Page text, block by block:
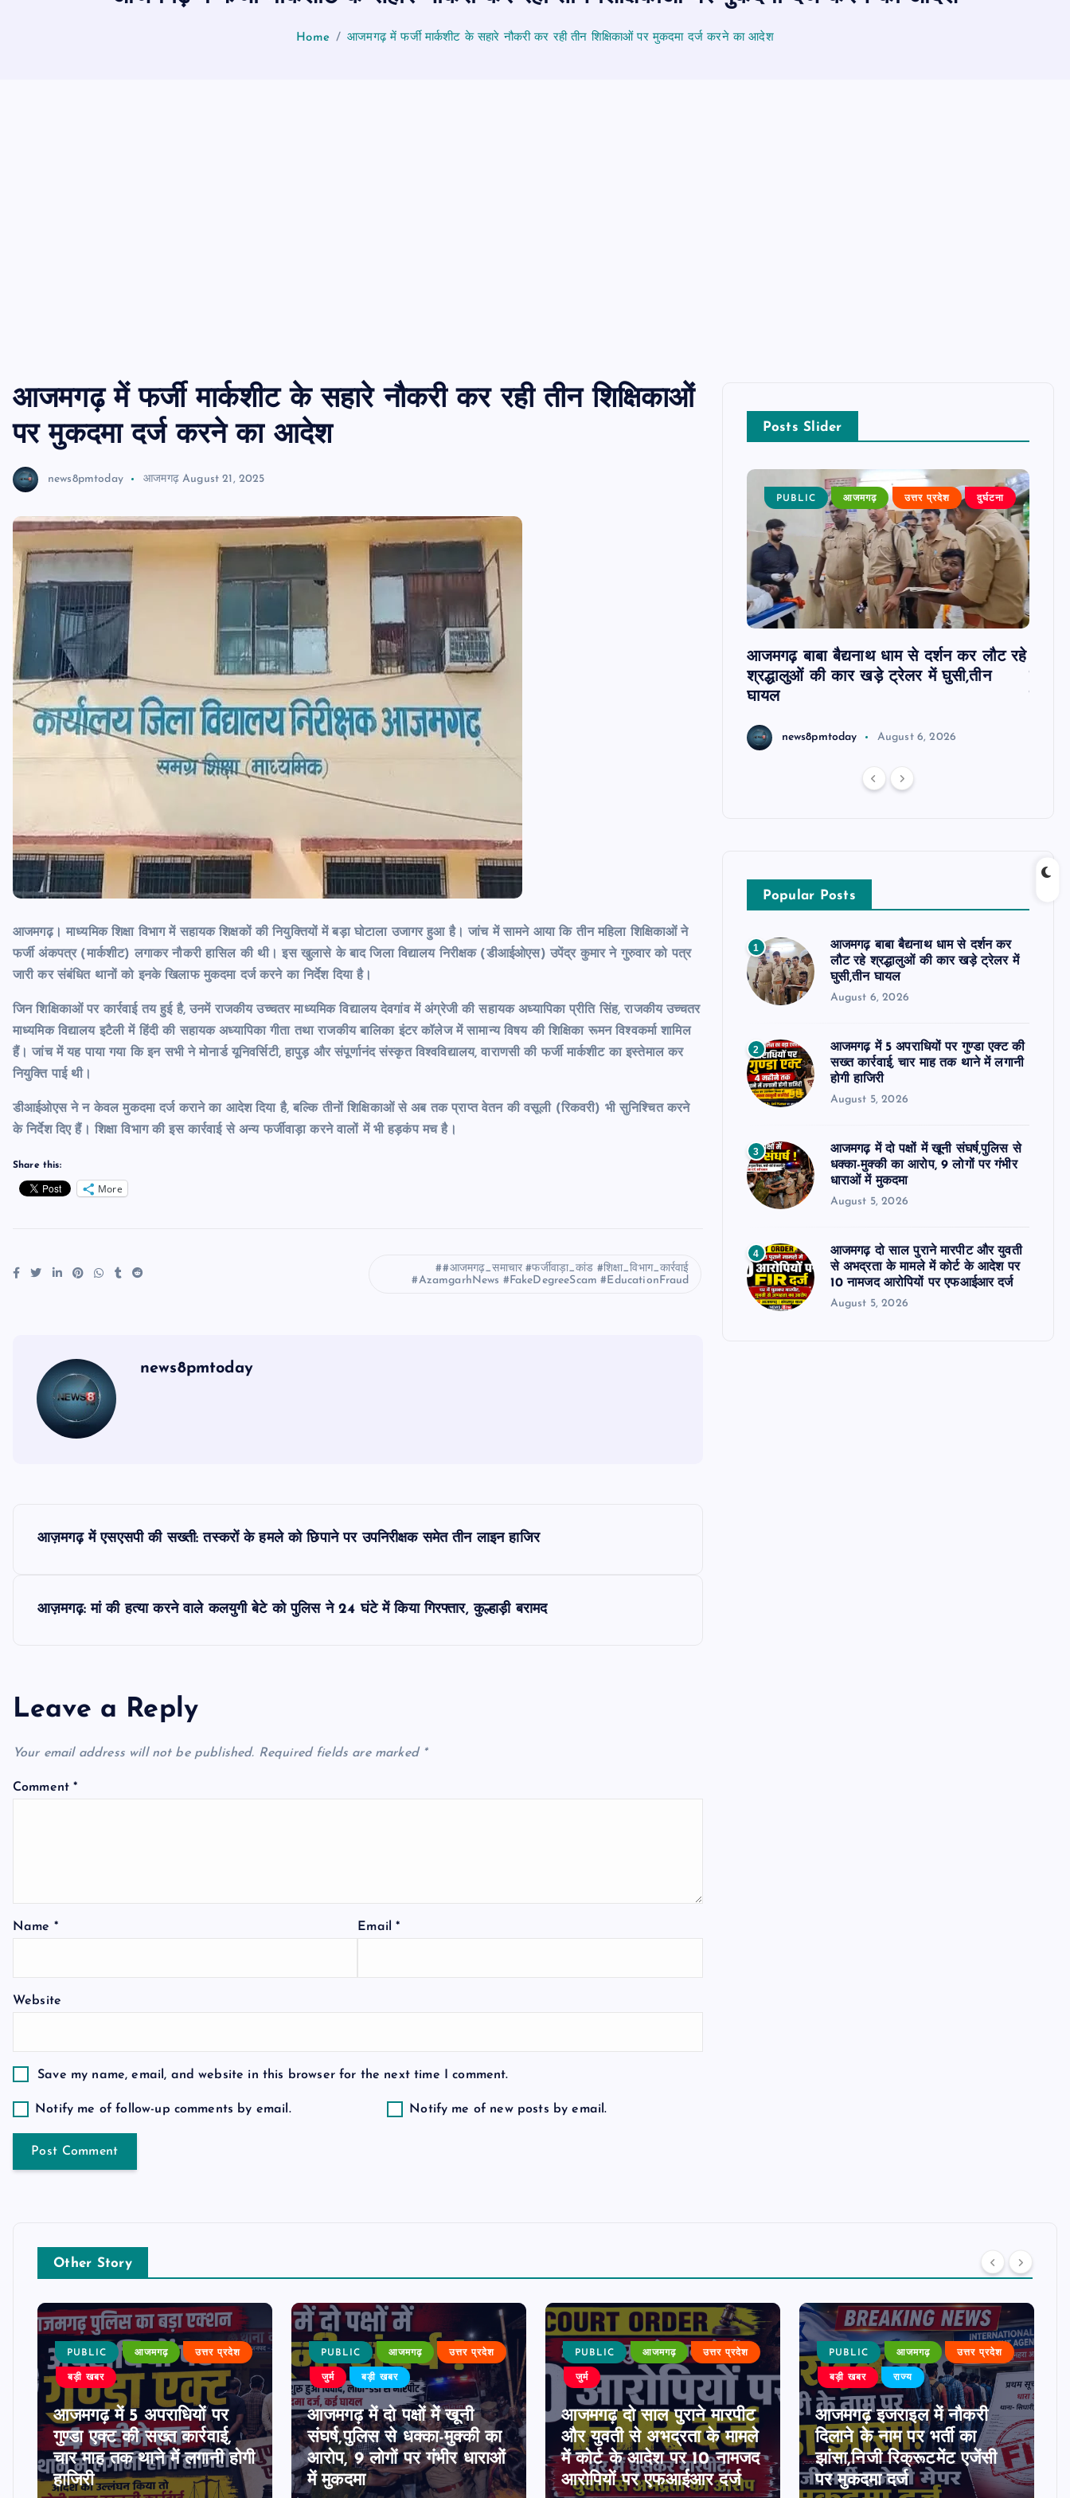
Home आजमगढ़ में फर्जी मार्कशीट के सहारे नौकरी कर रही तीन शिक्षिकाओं पर मुकदमा दर्ज करने का आदेश
आजमगढ़ में फर्जी मार्कशीट के सहारे नौकरी कर रही तीन शिक्षिकाओं
पर मुकदमा दर्ज करने का आदेश
news8pmtoday आजमगढ़ August 21, 2025
आजमगढ़। माध्यमिक शिक्षा विभाग में सहायक शिक्षकों की नियुक्तियों में बड़ा घोटाला उजागर हुआ है। जांच में सामने आया कि तीन महिला शिक्षिकाओं ने
फर्जी अंकपत्र (मार्कशीट) लगाकर नौकरी हासिल की थी। इस खुलासे के बाद जिला विद्यालय निरीक्षक (डीआईओएस) उपेंद्र कुमार ने गुरुवार को पत्र
जारी कर संबंधित थानों को इनके खिलाफ मुकदमा दर्ज करने का निर्देश दिया है।
जिन शिक्षिकाओं पर कार्रवाई तय हुई है, उनमें राजकीय उच्चतर माध्यमिक विद्यालय देवगांव में अंग्रेजी की सहायक अध्यापिका प्रीति सिंह, राजकीय उच्चतर
माध्यमिक विद्यालय इटैली में हिंदी की सहायक अध्यापिका गीता तथा राजकीय बालिका इंटर कॉलेज में सामान्य विषय की शिक्षिका रूमन विश्वकर्मा शामिल
हैं। जांच में यह पाया गया कि इन सभी ने मोनार्ड यूनिवर्सिटी, हापुड़ और संपूर्णानंद संस्कृत विश्वविद्यालय, वाराणसी की फर्जी मार्कशीट का इस्तेमाल कर
नियुक्ति पाई थी।
डीआईओएस ने न केवल मुकदमा दर्ज कराने का आदेश दिया है, बल्कि तीनों शिक्षिकाओं से अब तक प्राप्त वेतन की वसूली (रिकवरी) भी सुनिश्चित करने
के निर्देश दिए हैं। शिक्षा विभाग की इस कार्रवाई से अन्य फर्जीवाड़ा करने वालों में भी हड़कंप मच है।
Share this:
More
#आजमगढ़_समाचार #फर्जीवाड़ा_कांड #शिक्षा_विभाग_कार्रवाई
#AzamgarhNews #FakeDegreeScam #EducationFraud
news8pmtoday
n
a
v
a
i
o
n
आज़मगढ़ में एसएसपी की सख्ती: तस्करों के हमले को छिपाने पर उपनिरीक्षक समेत तीन लाइन हाजिर
आज़मगढ़: मां की हत्या करने वाले कलयुगी बेटे को पुलिस ने 24 घंटे में किया गिरफ्तार, कुल्हाड़ी बरामद
Leave a Reply
Your email address will not be published. Required fields are marked *
Comment*
Name * Email*
Website
Save my name, email, and website in this browser for the next time I comment.
Notify me of follow-up comments by email. Notify me of new posts by email.
Posts Slider
आजमगढ़ इजराइल में नौकरी दिलाने के नाम पर
भर्ती का झांसा,निजी रिक्रूटमेंट एजेंसी पर
PUBLIC आजमगढ़ उत्तर प्रदेश दुर्घटना
आजमगढ़ बाबा बैद्यनाथ धाम से दर्शन कर लौट रहे
श्रद्धालुओं की कार खड़े ट्रेलर में घुसी,तीन
घायल
news8pmtoday August 6, 2026
हाजिरी
Popular Posts
1
आजमगढ़ बाबा बैद्यनाथ धाम से दर्शन कर
लौट रहे श्रद्धालुओं की कार खड़े ट्रेलर में
घुसी,तीन घायल
August 6, 2026
2
आजमगढ़ में 5 अपराधियों पर गुण्डा एक्ट की
सख्त कार्रवाई, चार माह तक थाने में लगानी
होगी हाजिरी
August 5, 2026
3
आजमगढ़ में दो पक्षों में खूनी संघर्ष,पुलिस से
धक्का-मुक्की का आरोप, 9 लोगों पर गंभीर
धाराओं में मुकदमा
August 5, 2026
4
आजमगढ़ दो साल पुराने मारपीट और युवती
से अभद्रता के मामले में कोर्ट के आदेश पर
10 नामजद आरोपियों पर एफआईआर दर्ज
August 5, 2026
Other Story
PUBLIC आजमगढ़ उत्तर प्रदेश
बड़ी खबर
आजमगढ़ में 5 अपराधियों पर
गुण्डा एक्ट की सख्त कार्रवाई,
चार माह तक थाने में लगानी होगी
हाजिरी
PUBLIC आजमगढ़ उत्तर प्रदेश
जुर्म बड़ी खबर
आजमगढ़ में दो पक्षों में खूनी
संघर्ष,पुलिस से धक्का-मुक्की का
आरोप, 9 लोगों पर गंभीर धाराओं
में मुकदमा
PUBLIC आजमगढ़ उत्तर प्रदेश
जुर्म
आजमगढ़ दो साल पुराने मारपीट
और युवती से अभद्रता के मामले
में कोर्ट के आदेश पर 10 नामजद
आरोपियों पर एफआईआर दर्ज
PUBLIC आजमगढ़ उत्तर प्रदेश
बड़ी खबर राज्य
आजमगढ़ इजराइल में नौकरी
दिलाने के नाम पर भर्ती का
झांसा,निजी रिक्रूटमेंट एजेंसी
पर मुकदमा दर्ज